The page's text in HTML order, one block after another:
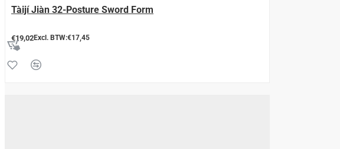
Tàijí Jiàn 32-Posture Sword Form
€19,02Excl. BTW:€17,45